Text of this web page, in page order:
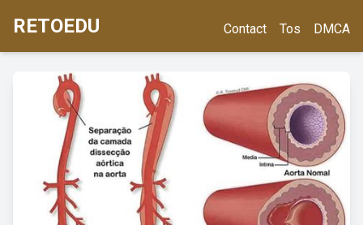
RETOEDU Contact Tos DMCA